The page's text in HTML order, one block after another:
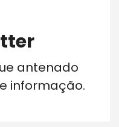
antenado
informação.